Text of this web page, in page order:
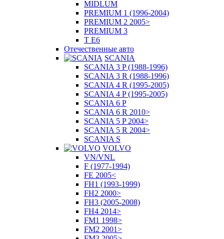
MIDLUM
PREMIUM 1 (1996-2004)
PREMIUM 2 2005>
PREMIUM 3
T E6
Отечественные авто
SCANIA
SCANIA 3 P (1988-1996)
SCANIA 3 R (1988-1996)
SCANIA 4 R (1995-2005)
SCANIA 4 P (1995-2005)
SCANIA 6 P
SCANIA 6 R 2010>
SCANIA 5 P 2004>
SCANIA 5 R 2004>
SCANIA S
VOLVO
VN/VNL
F (1977-1994)
FE 2005<
FH1 (1993-1999)
FH2 2000>
FH3 (2005-2008)
FH4 2014>
FM1 1998>
FM2 2001>